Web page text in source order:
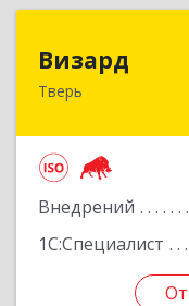
Визард
Тверь
Внедрений
1С:Специалист
170006,